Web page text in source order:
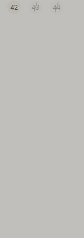
42 43
44